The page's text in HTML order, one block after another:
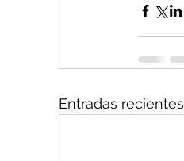
Entradas recientes